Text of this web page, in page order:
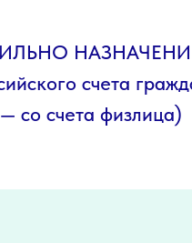
счета
со счета физлица)